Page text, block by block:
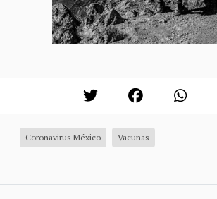
Coronavirus México Vacunas